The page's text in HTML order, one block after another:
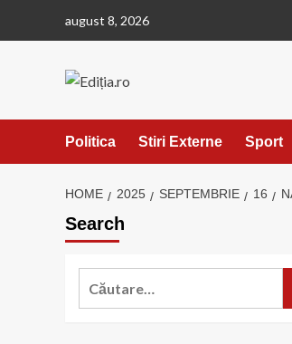
august 8, 2026
Politica Stiri Externe Sport
HOME 2025 SEPTEMBRIE 16
Search
Caută